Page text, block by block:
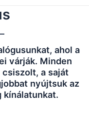
ahol a
várják. Minden
a saját
nyújtsuk az
kínálatunkat.